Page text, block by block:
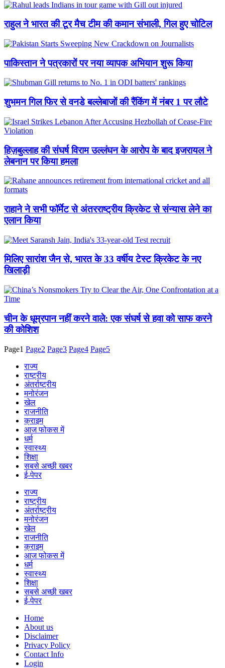
राहुल ने भारत की टूर मैच टीम की कमान संभाली, गिल हुए चोटिल
पाकिस्तान ने पत्रकारों पर नया व्यापक अभियान शुरू किया
शुभमन गिल फिर से वनडे बल्लेबाजों की रैंकिंग में नंबर 1 पर लौटे
हिज़बुल्लाह की संघर्ष विराम उल्लंघन के आरोप के बाद इजरायल ने
लेबनान पर किया हमला
राहाने ने सभी फॉर्मेट से अंतरराष्ट्रीय क्रिकेट से संन्यास लेने का
एलान किया
मिलिए सारांश जैन से, भारत के 33 वर्षीय टेस्ट क्रिकेट के नए
खिलाड़ी
चीन के धूम्रपान नहीं करने वाले: एक संघर्ष से हवा को साफ करने
की कोशिश
Page1 Page2 Page3 Page4 Page5
राज्य
राष्ट्रीय
अंतर्राष्ट्रीय
मनोरंजन
खेल
राजनीति
क्राइम
आज फोकस में
धर्म
स्वास्थ्य
शिक्षा
सबसे अच्छी खबर
ई-पेपर
राज्य
राष्ट्रीय
अंतर्राष्ट्रीय
मनोरंजन
खेल
राजनीति
क्राइम
आज फोकस में
धर्म
स्वास्थ्य
शिक्षा
सबसे अच्छी खबर
ई-पेपर
Home
About us
Disclaimer
Privacy Policy
Contact Info
Login